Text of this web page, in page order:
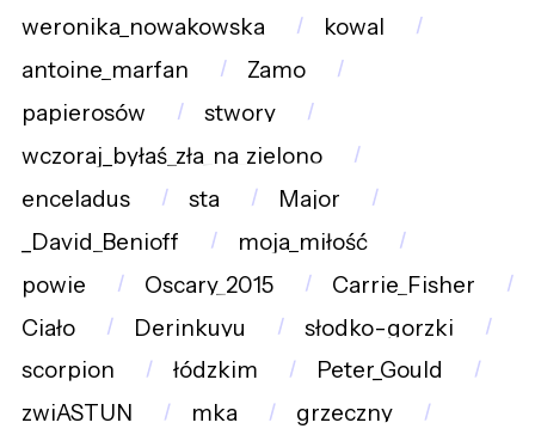
weronika_nowakowska
kowal
antoine_marfan
Zamo
papierosów
stwory
wczoraj_byłaś_zła_na_zielono
enceladus
sta
Major
_David_Benioff
moja_miłość
powie
Oscary_2015
Carrie_Fisher
Ciało
Derinkuyu
słodko-gorzki
scorpion
łódzkim
Peter_Gould
zwiASTUN
mka
grzeczny